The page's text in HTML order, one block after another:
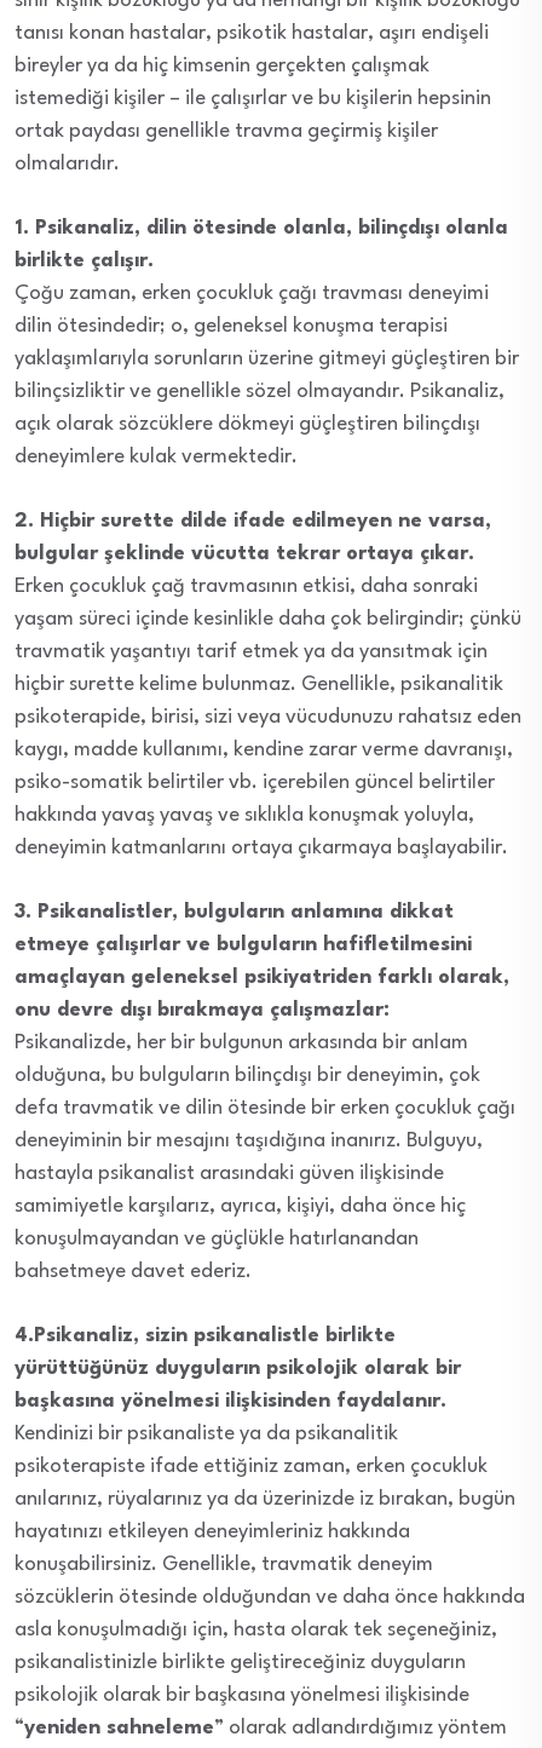
tanısı konan hastalar, psikotik hastalar, aşırı endişeli
bireyler ya da hiç kimsenin gerçekten çalışmak
istemediği kişiler – ile çalışırlar ve bu kişilerin hepsinin
ortak paydası genellikle travma geçirmiş kişiler
olmalarıdır.
1. Psikanaliz, dilin ötesinde olanla, bilinçdışı olanla
birlikte çalışır.
Çoğu zaman, erken çocukluk çağı travması deneyimi
dilin ötesindedir; o, geleneksel konuşma terapisi
yaklaşımlarıyla sorunların üzerine gitmeyi güçleştiren bir
bilinçsizliktir ve genellikle sözel olmayandır. Psikanaliz,
açık olarak sözcüklere dökmeyi güçleştiren bilinçdışı
deneyimlere kulak vermektedir.
2. Hiçbir surette dilde ifade edilmeyen ne varsa,
bulgular şeklinde vücutta tekrar ortaya çıkar.
Erken çocukluk çağ travmasının etkisi, daha sonraki
yaşam süreci içinde kesinlikle daha çok belirgindir; çünkü
travmatik yaşantıyı tarif etmek ya da yansıtmak için
hiçbir surette kelime bulunmaz. Genellikle, psikanalitik
psikoterapide, birisi, sizi veya vücudunuzu rahatsız eden
kaygı, madde kullanımı, kendine zarar verme davranışı,
psiko-somatik belirtiler vb. içerebilen güncel belirtiler
hakkında yavaş yavaş ve sıklıkla konuşmak yoluyla,
deneyimin katmanlarını ortaya çıkarmaya başlayabilir.
3. Psikanalistler, bulguların anlamına dikkat
etmeye çalışırlar ve bulguların hafifletilmesini
amaçlayan geleneksel psikiyatriden farklı olarak,
onu devre dışı bırakmaya çalışmazlar:
Psikanalizde, her bir bulgunun arkasında bir anlam
olduğuna, bu bulguların bilinçdışı bir deneyimin, çok
defa travmatik ve dilin ötesinde bir erken çocukluk çağı
deneyiminin bir mesajını taşıdığına inanırız. Bulguyu,
hastayla psikanalist arasındaki güven ilişkisinde
samimiyetle karşılarız, ayrıca, kişiyi, daha önce hiç
konuşulmayandan ve güçlükle hatırlanandan
bahsetmeye davet ederiz.
4.Psikanaliz, sizin psikanalistle birlikte
yürüttüğünüz duyguların psikolojik olarak bir
başkasına yönelmesi ilişkisinden faydalanır.
Kendinizi bir psikanaliste ya da psikanalitik
psikoterapiste ifade ettiğiniz zaman, erken çocukluk
anılarınız, rüyalarınız ya da üzerinizde iz bırakan, bugün
hayatınızı etkileyen deneyimleriniz hakkında
konuşabilirsiniz. Genellikle, travmatik deneyim
sözcüklerin ötesinde olduğundan ve daha önce hakkında
asla konuşulmadığı için, hasta olarak tek seçeneğiniz,
psikanalistinizle birlikte geliştireceğiniz duyguların
psikolojik olarak bir başkasına yönelmesi ilişkisinde
“yeniden sahneleme” olarak adlandırdığımız yöntem